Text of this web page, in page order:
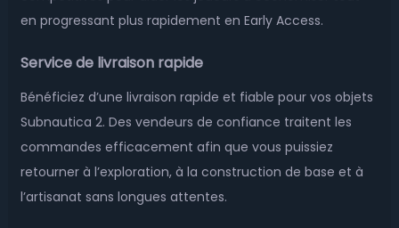
en progressant plus rapidement en Early Access.
Service de livraison rapide
Bénéficiez d’une livraison rapide et fiable pour vos objets
Subnautica 2. Des vendeurs de confiance traitent les
commandes efficacement afin que vous puissiez
retourner à l’exploration, à la construction de base et à
l’artisanat sans longues attentes.